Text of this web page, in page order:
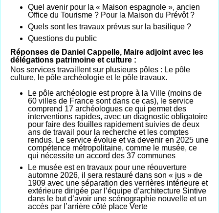
Quel avenir pour la « Maison espagnole », ancien
Office du Tourisme ? Pour la Maison du Prévôt ?
Quels sont les travaux prévus sur la basilique ?
Questions du public
Réponses de Daniel Cappelle, Maire adjoint avec les
délégations patrimoine et culture :
Nos services travaillent sur plusieurs pôles : Le pôle
culture, le pôle archéologie et le pôle travaux.
Le pôle archéologie est propre à la Ville (moins de
60 villes de France sont dans ce cas), le service
comprend 17 archéologues ce qui permet des
interventions rapides, avec un diagnostic obligatoire
pour faire des fouilles rapidement suivies de deux
ans de travail pour la recherche et les comptes
rendus. Le service évolue et va devenir en 2025 une
compétence métropolitaine, comme le musée, ce
qui nécessite un accord des 37 communes
Le musée est en travaux pour une réouverture
automne 2026, il sera restauré dans son « jus » de
1909 avec une séparation des verrières intérieure et
extérieure dirigée par l’équipe d’architecture Sintive
dans le butd’avoir une scénographie nouvelle et un
accès par l’arrière côté place Verte